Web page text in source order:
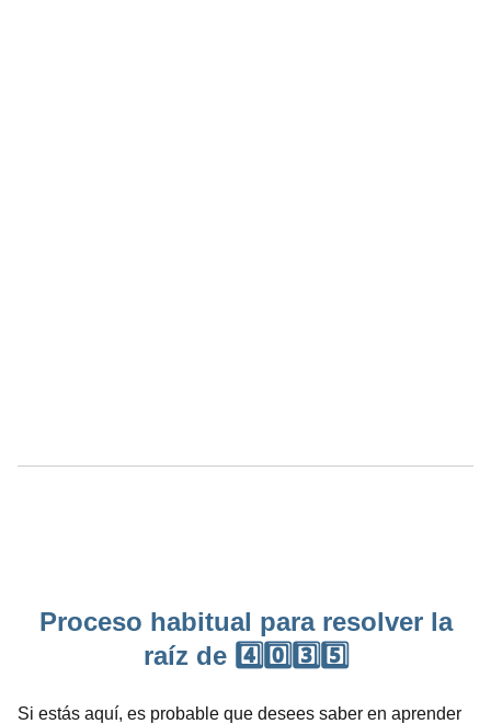
Proceso habitual para resolver la
raíz de 4️⃣0️⃣3️⃣5️⃣
Si estás aquí, es probable que desees saber en aprender